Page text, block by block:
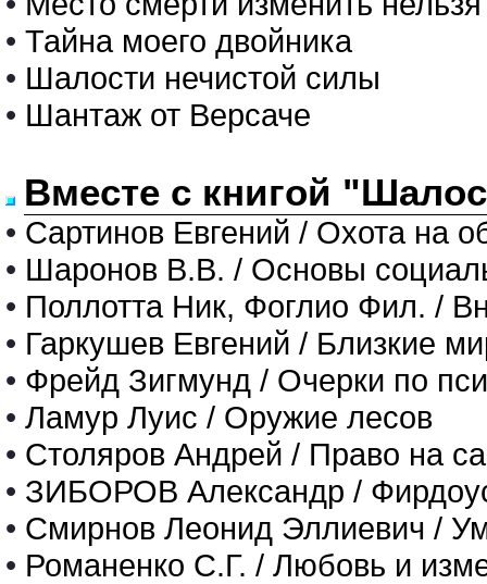
• Тайна моего двойника
• Шалости нечистой силы
• Шантаж от Версаче
Вместе с книгой
• Сартинов Евгений / Охота на
• Шаронов В.В. / Основы
• Поллотта Ник, Фоглио Фил. /
• Гаркушев Евгений / Близкие
• Фрейд Зигмунд / Очерки по
• Ламур Луис / Оружие лесов
• Столяров Андрей / Право на
• ЗИБОРОВ Александр /
• Смирнов Леонид Эллиевич /
• Романенко С.Г. / Любовь и